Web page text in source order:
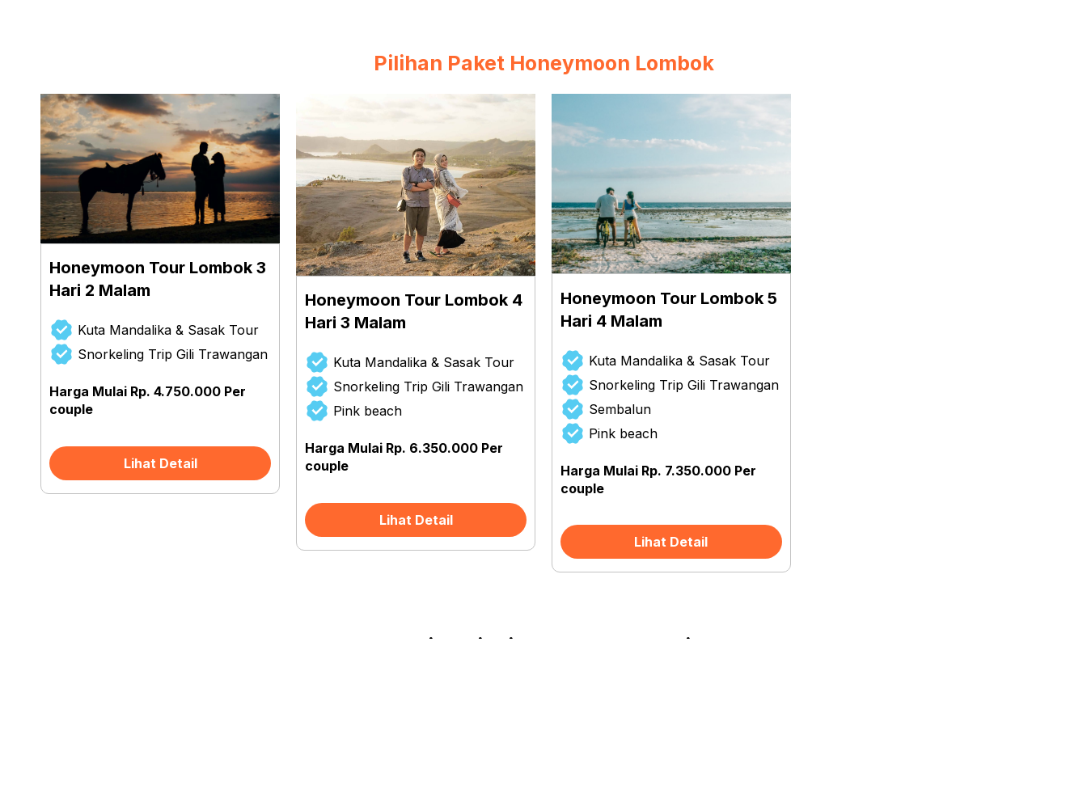
Pilihan Paket Honeymoon Lombok
Honeymoon Tour Lombok 3
Hari 2 Malam
Kuta Mandalika & Sasak Tour
Snorkeling Trip Gili Trawangan
Harga Mulai Rp. 4.750.000 Per
couple
Lihat Detail
Honeymoon Tour Lombok 4
Hari 3 Malam
Kuta Mandalika & Sasak Tour
Snorkeling Trip Gili Trawangan
Pink beach
Harga Mulai Rp. 6.350.000 Per
couple
Lihat Detail
Honeymoon Tour Lombok 5
Hari 4 Malam
Kuta Mandalika & Sasak Tour
Snorkeling Trip Gili Trawangan
Sembalun
Pink beach
Harga Mulai Rp. 7.350.000 Per
couple
Lihat Detail
Testimoni Klien Jalan Jalan Trip